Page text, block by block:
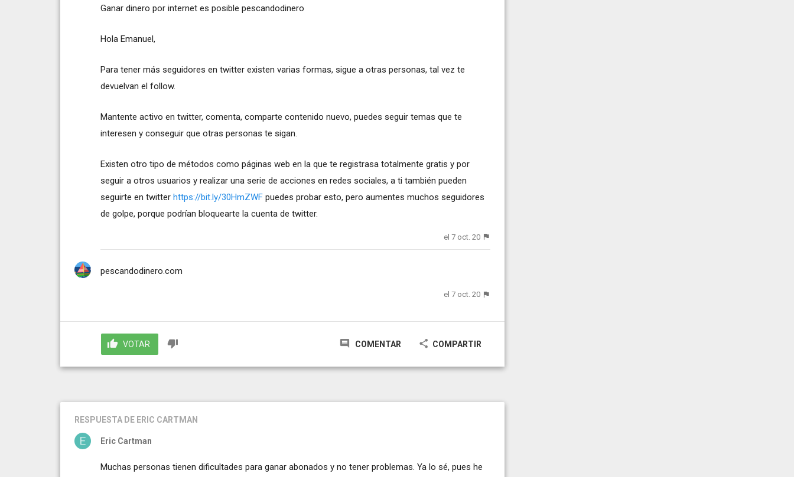
Ganar dinero por internet es posible pescandodinero
Hola Emanuel,
Para tener más seguidores en twitter existen varias formas, sigue a otras personas, tal vez te
devuelvan el follow.
Mantente activo en twitter, comenta, comparte contenido nuevo, puedes seguir temas que te
interesen y conseguir que otras personas te sigan.
Existen otro tipo de métodos como páginas web en la que te registrasa totalmente gratis y por
seguir a otros usuarios y realizar una serie de acciones en redes sociales, a ti también pueden
seguirte en twitter https://bit.ly/30HmZWF puedes probar esto, pero aumentes muchos seguidores
de golpe, porque podrían bloquearte la cuenta de twitter.
el 7 oct. 20
pescandodinero.com
el 7 oct. 20
VOTAR COMENTAR COMPARTIR
RESPUESTA DE ERIC CARTMAN
Eric Cartman
Muchas personas tienen dificultades para ganar abonados y no tener problemas. Ya lo sé, pues he